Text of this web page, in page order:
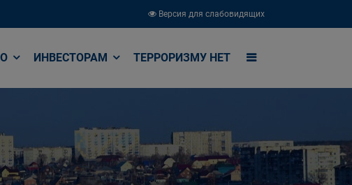
Версия для слабовидящих
ИНВЕСТОРАМ ТЕРРОРИЗМУ НЕТ